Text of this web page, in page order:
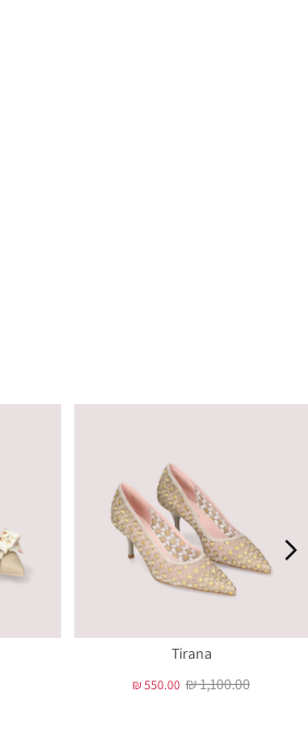
Tirana
₪ 550.00 ₪ 1,100.00